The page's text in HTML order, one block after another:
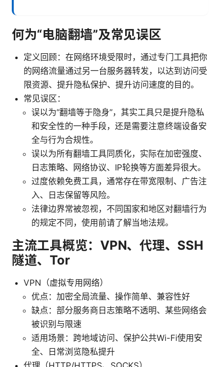
何为“电脑翻墙”及常见误区
定义回顾：在网络环境受限时，通过专门工具把你
的网络流量通过另一台服务器转发，以达到访问受
限资源、提升隐私保护、提升访问速度的目的。
常见误区：
误以为“翻墙等于隐身”，其实工具只是提升隐私
和安全性的一种手段，还是需要注意终端设备安
全与行为合规性。
误以为所有翻墙工具同质化，实际在加密强度、
日志策略、网络协议、IP轮换等方面差异很大。
过度依赖免费工具，通常存在带宽限制、广告注
入、日志保留等风险。
法律边界常被忽视，不同国家和地区对翻墙行为
的规定不同，使用前请了解当地法规。
主流工具概览：VPN、代理、SSH
隧道、Tor
VPN（虚拟专用网络）
优点：加密全局流量、操作简单、兼容性好
缺点：部分服务商日志策略不透明、某些网络会
被识别与限速
适用场景：跨地域访问、保护公共Wi-Fi使用安
全、日常浏览隐私提升